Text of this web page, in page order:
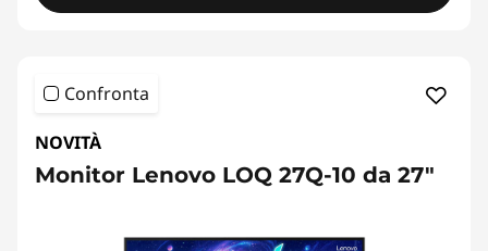
Confronta
NOVITÀ
Monitor Lenovo LOQ 27Q-10 da 27"